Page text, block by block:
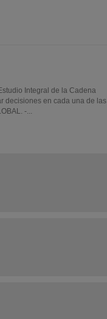
Integral de la Cadena
decisiones en cada una de las
-...